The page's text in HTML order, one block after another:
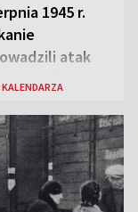
1945 r.
atak
na Hiroszimę